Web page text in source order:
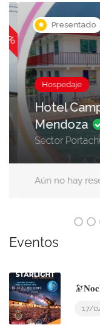
Presentado
Hospedaje
Hotel
Mendoza
Sector
Aún no hay
Eventos
17/